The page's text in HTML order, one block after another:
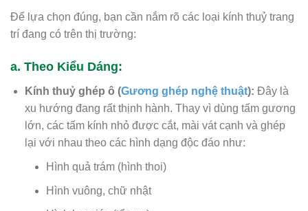
Để lựa chọn đúng, bạn cần nắm rõ các loại kính thuỷ trang
trí đang có trên thị trường:
a. Theo Kiểu Dáng:
Kính thuỷ ghép ô (Gương ghép nghệ thuật): Đây là
xu hướng đang rất thịnh hành. Thay vì dùng tấm gương
lớn, các tấm kính nhỏ được cắt, mài vát cạnh và ghép
lại với nhau theo các hình dạng độc đáo như:
Hình quả trám (hình thoi)
Hình vuông, chữ nhật